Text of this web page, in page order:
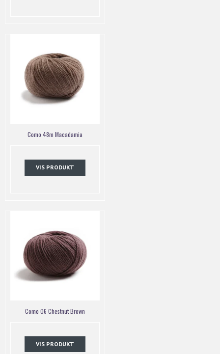
Como 48m Macadamia
VIS PRODUKT
Como 06 Chestnut Brown
VIS PRODUKT